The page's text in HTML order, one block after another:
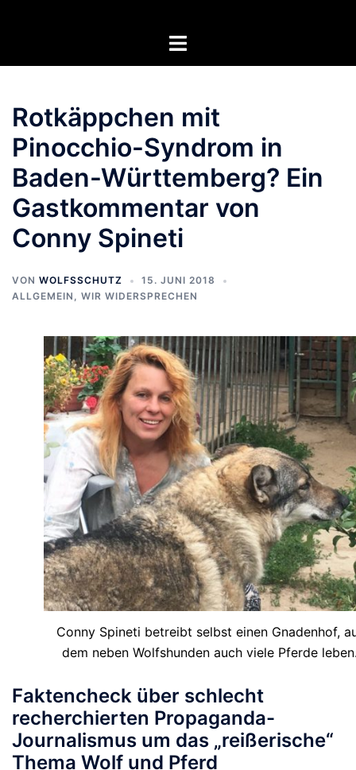
Menü
Rotkäppchen mit
Pinocchio-Syndrom in
Baden-Württemberg? Ein
Gastkommentar von
Conny Spineti
VON WOLFSSCHUTZ
15. JUNI 2018
ALLGEMEIN , WIR WIDERSPRECHEN
Conny Spineti betreibt selbst einen Gnadenhof,
dem neben Wolfshunden auch viele Pferde
Faktencheck über schlecht
recherchierten Propaganda-
Journalismus um das „reißerische“
Thema Wolf und Pferd